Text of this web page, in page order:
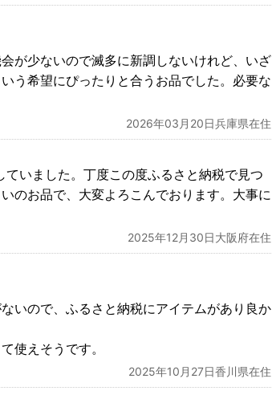
が少ないので滅多に新調しないけれど、いざ
う希望にぴったりと合うお品でした。必要な
2026年03月20日兵庫県在住
いました。丁度この度ふるさと納税で見つ
のお品で、大変よろこんでおります。大事に
2025年12月30日大阪府在住
いので、ふるさと納税にアイテムがあり良か
使えそうです。
2025年10月27日香川県在住